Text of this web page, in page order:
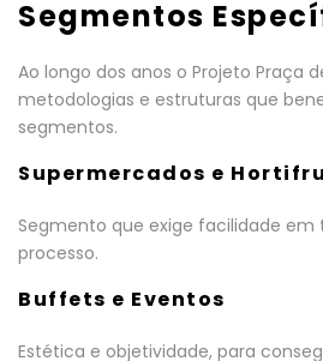
Segmentos
Ao longo dos anos o Projeto Praça
metodologias e estruturas que
segmentos.
Supermercados e
Segmento que exige facilidade em
processo.
Buffets e Eventos
Estética e objetividade, para